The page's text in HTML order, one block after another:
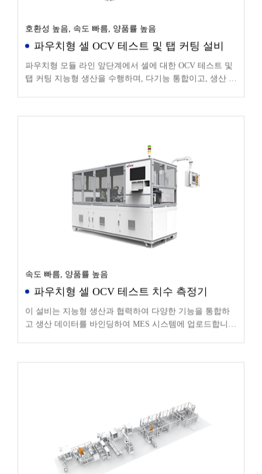
호환성 높음, 속도 빠름, 양품률 높음
파우치형 셀 OCV 테스트 및 탭 커팅 설비
파우치형 모듈 라인 앞단계에서 셀에 대한 OCV 테스트 및
탭 커팅 지능형 생산을 수행하며, 다기능 통합이고, 생산 데
속도 빠름, 양품률 높음
파우치형 셀 OCV 테스트 치수 측정기
이 설비는 지능형 생산과 협력하여 다양한 기능을 통합하
고 생산 데이터를 바인딩하여 MES 시스템에 업로드합니
과의 도킹을 실현합니다.